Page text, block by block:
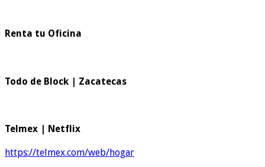
Renta tu Oficina
Todo de Block | Zacatecas
Telmex | Netflix
https://telmex.com/web/hogar